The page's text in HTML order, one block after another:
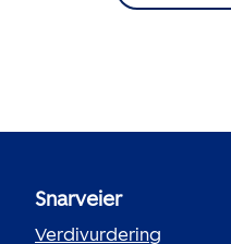
Snarveier
Verdivurdering